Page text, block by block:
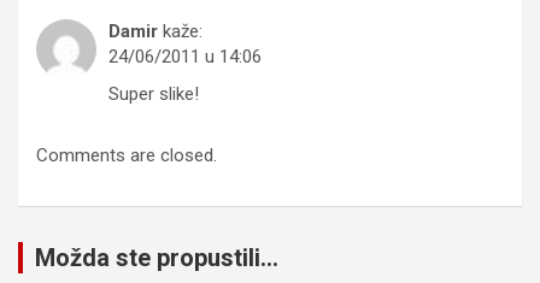
Damir kaže:
24/06/2011 u 14:06
Super slike!
Comments are closed.
Možda ste propustili...